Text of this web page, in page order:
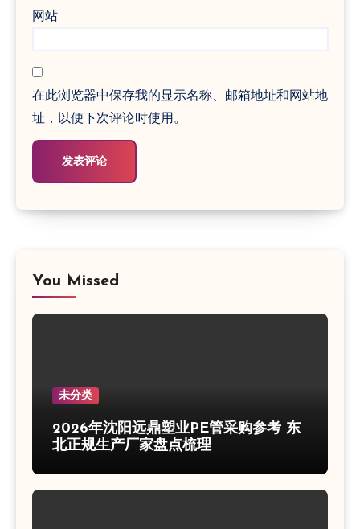
网站
在此浏览器中保存我的显示名称、邮箱地址和网站地
址，以便下次评论时使用。
You Missed
未分类
2026年沈阳远鼎塑业PE管采购参考 东
北正规生产厂家盘点梳理